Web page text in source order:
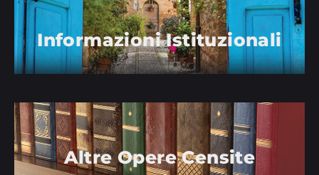
Informazioni Istituzionali
Altre Opere Censite